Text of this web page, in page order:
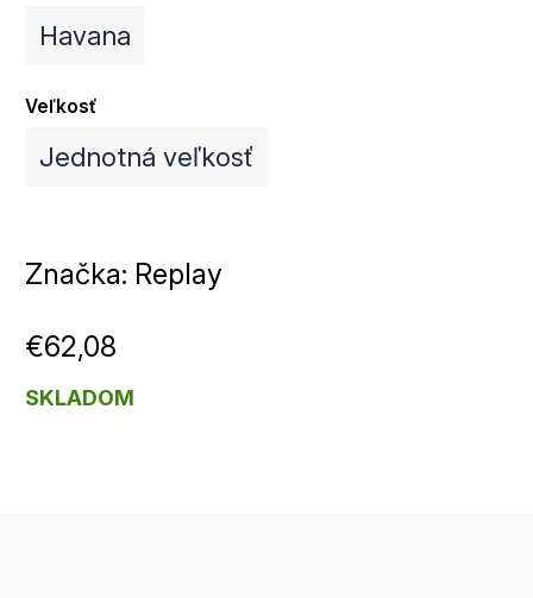
Havana
Veľkosť
Jednotná veľkosť
Značka: Replay
€62,08
SKLADOM